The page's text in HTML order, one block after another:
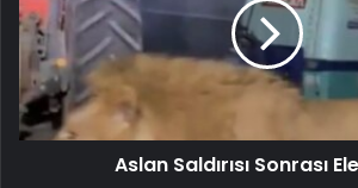
Aslan Saldırısı Sonrası